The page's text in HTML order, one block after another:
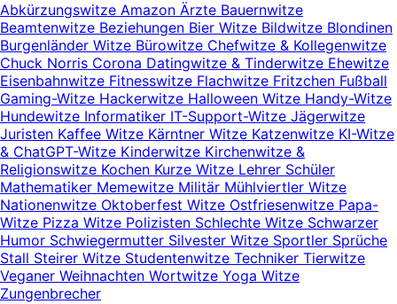
Abkürzungswitze Amazon Ärzte Bauernwitze
Beamtenwitze Beziehungen Bier Witze Bildwitze Blondinen
Burgenländer Witze Bürowitze Chefwitze & Kollegenwitze
Chuck Norris Corona Datingwitze & Tinderwitze Ehewitze
Eisenbahnwitze Fitnesswitze Flachwitze Fritzchen Fußball
Gaming-Witze Hackerwitze Halloween Witze Handy-Witze
Hundewitze Informatiker IT-Support-Witze Jägerwitze
Juristen Kaffee Witze Kärntner Witze Katzenwitze KI-Witze
& ChatGPT-Witze Kinderwitze Kirchenwitze &
Religionswitze Kochen Kurze Witze Lehrer Schüler
Mathematiker Memewitze Militär Mühlviertler Witze
Nationenwitze Oktoberfest Witze Ostfriesenwitze Papa-
Witze Pizza Witze Polizisten Schlechte Witze Schwarzer
Humor Schwiegermutter Silvester Witze Sportler Sprüche
Stall Steirer Witze Studentenwitze Techniker Tierwitze
Veganer Weihnachten Wortwitze Yoga Witze
Zungenbrecher